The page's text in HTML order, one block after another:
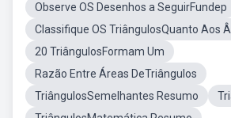
Observe OS Desenhos a SeguirFundep
Classifique OS TriângulosQuanto Aos
20 TriângulosFormam Um
Razão Entre Áreas DeTriângulos
TriângulosSemelhantes Resumo